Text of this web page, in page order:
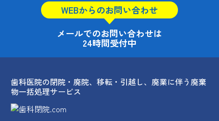
WEBからのお問い合わせ
メールでのお問い合わせは
24時間受付中
歯科医院の閉院・廃院、移転・引越し、廃業に伴う廃棄
物一括処理サービス